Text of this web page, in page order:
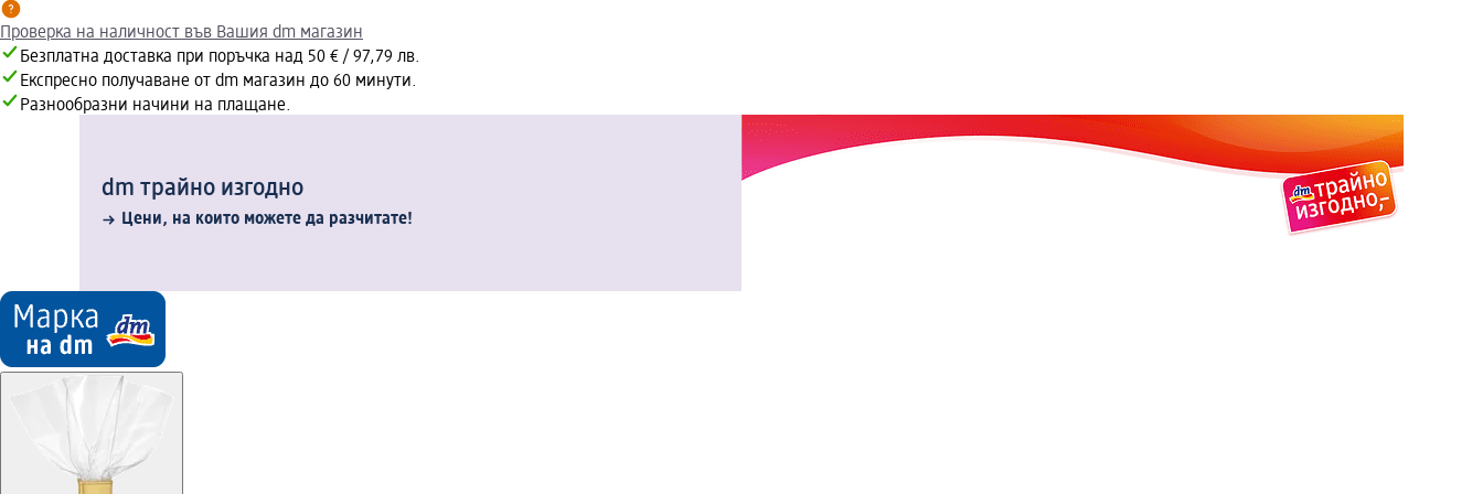
Проверка на наличност във Вашия dm магазин
Безплатна доставка при поръчка над 50 € / 97,79 лв.
Експресно получаване от dm магазин до 60 минути.
Разнообразни начини на плащане.
dm трайно изгодно
Цени, на които можете да разчитате!